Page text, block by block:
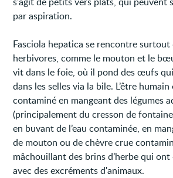
par aspiration.
Fasciola hepatica se rencontre surtout
herbivores, comme le mouton et le
vit dans le foie, où il pond des œufs
dans les selles via la bile. L’être
contaminé en mangeant des légumes
(principalement du cresson de
en buvant de l’eau contaminée, en
de mouton ou de chèvre crue
mâchouillant des brins d’herbe qui
avec des excréments d'animaux.